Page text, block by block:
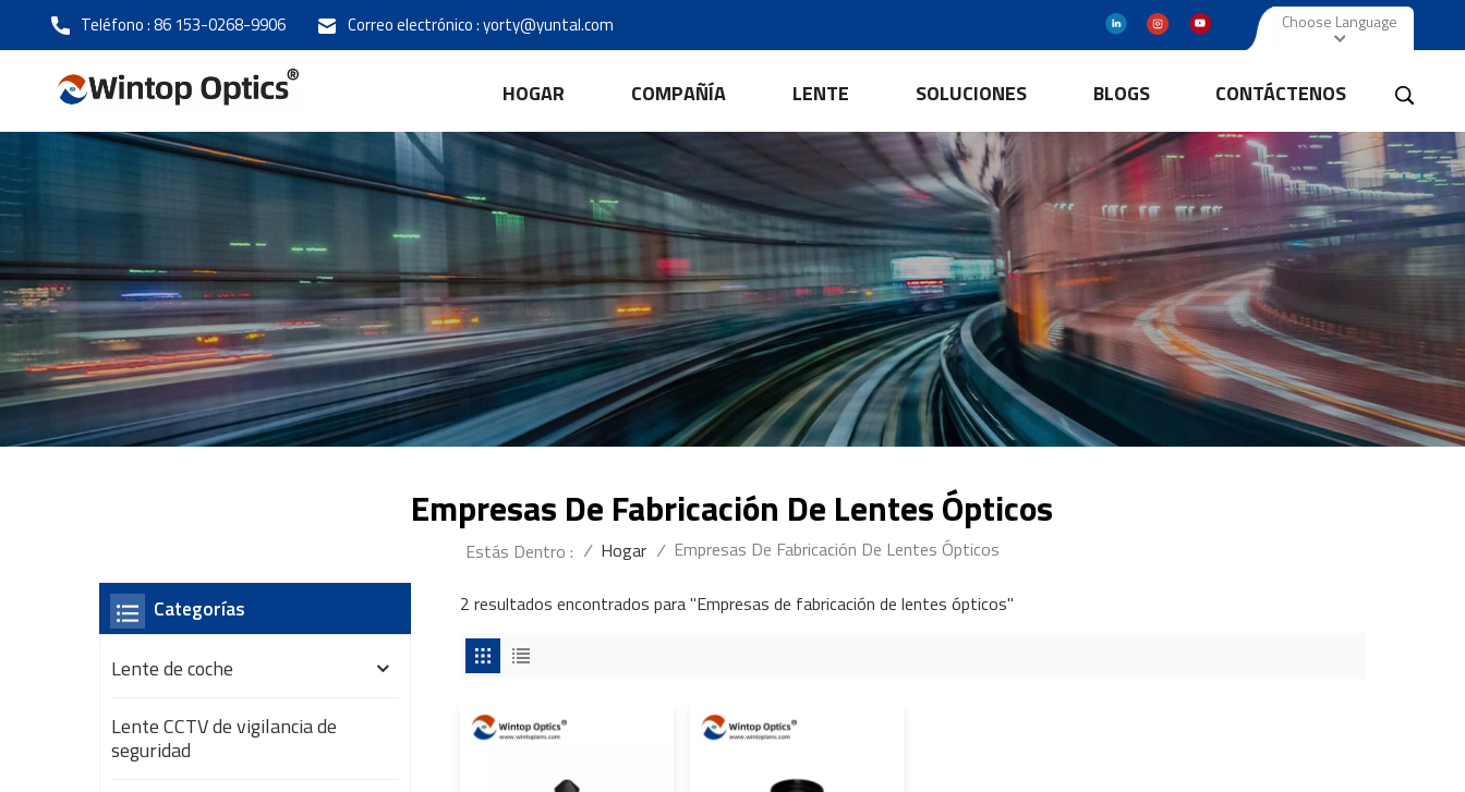
Teléfono :86 153-0268-9906 Correo electrónico :yorty@yuntal.com Choose Language
HOGAR COMPAÑÍA LENTE SOLUCIONES BLOGS CONTÁCTENOS
Empresas De Fabricación De Lentes Ópticos
Estás Dentro : / Hogar / Empresas De Fabricación De Lentes Ópticos
2 resultados encontrados para "Empresas de fabricación de lentes ópticos"
Categorías
Lente de coche
Lente CCTV de vigilancia de
seguridad